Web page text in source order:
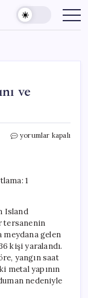
ve
New
ve
Patlama:
Kayıp,
36
Yaralı
için
yorumlar kapalı
Island
tersanenin
meydana gelen
kişi yaralandı.
yangın saat
metal yapının
nedeniyle